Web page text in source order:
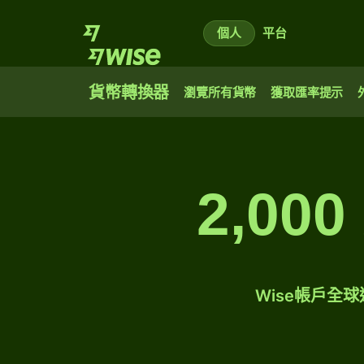
個人 平台
貨幣轉換器 瀏覽所有貨幣 獲取匯率提示
2,000
Wise帳戶全球